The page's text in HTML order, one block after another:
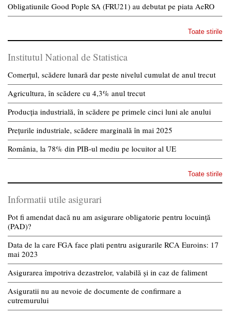
Obligatiunile Good Pople SA (FRU21) au debutat pe piata AeRO
Toate stirile
Institutul National de Statistica
Comerțul, scădere lunară dar peste nivelul cumulat de anul trecut
Agricultura, în scădere cu 4,3% anul trecut
Producția industrială, în scădere pe primele cinci luni ale anului
Prețurile industriale, scădere marginală în mai 2025
România, la 78% din PIB-ul mediu pe locuitor al UE
Toate stirile
Informatii utile asigurari
Pot fi amendat dacă nu am asigurare obligatorie pentru locuință
(PAD)?
Data de la care FGA face plati pentru asigurarile RCA Euroins: 17
mai 2023
Asigurarea împotriva dezastrelor, valabilă și in caz de faliment
Asiguratii nu au nevoie de documente de confirmare a
cutremurului